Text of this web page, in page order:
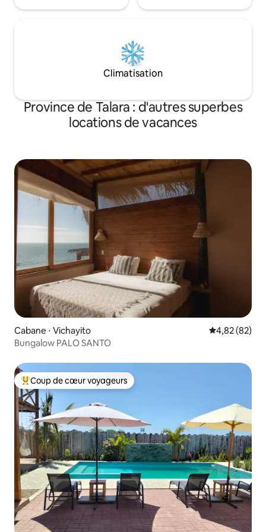
Climatisation
Province de Talara : d'autres superbes
locations de vacances
Cabane ⋅ Vichayito Évaluation
4,82 (82)
Bungalow PALO SANTO
Coups de cœur voyageurs les plus appréciés
Coup de cœur voyageurs